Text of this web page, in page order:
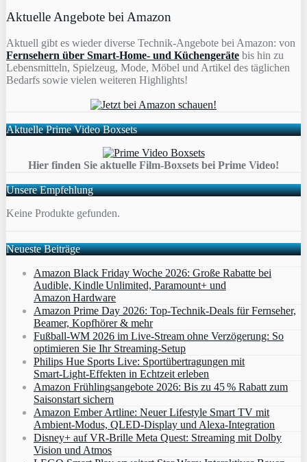
Aktuelle Angebote bei Amazon
Aktuell gibt es wieder diverse Technik-Angebote bei Amazon: von
Fernsehern über Smart-Home- und Küchengeräte bis hin zu
Lebensmitteln, Spielzeug, Mode, Möbel und Artikel des täglichen
Bedarfs sowie vielen weiteren Highlights!
Aktuelle Prime Video Boxsets
Hier finden Sie aktuelle Film-Boxsets bei Prime Video!
Unsere Empfehlung
Keine Produkte gefunden.
Neueste Beiträge
Amazon Black Friday Woche 2026: Große Rabatte bei
Audible, Kindle Unlimited, Paramount+ und
Amazon Hardware
Amazon Prime Day 2026: Top-Technik-Deals für Fernseher,
Beamer, Kopfhörer & mehr
Fußball-WM 2026 im Live-Stream ohne Verzögerung: So
optimieren Sie Ihr Streaming-Setup
Philips Hue Sports Live: Sportübertragungen mit
Smart‑Light‑Effekten in Echtzeit erleben
Amazon Frühlingsangebote 2026: Bis zu 45 % Rabatt zum
Saisonstart sichern
Amazon Ember Artline: Neuer Lifestyle Smart TV mit
Ambient‑Modus, QLED‑Display und Alexa‑Integration
Disney+ auf VR-Brille Meta Quest: Streaming mit Dolby
Vision und Atmos